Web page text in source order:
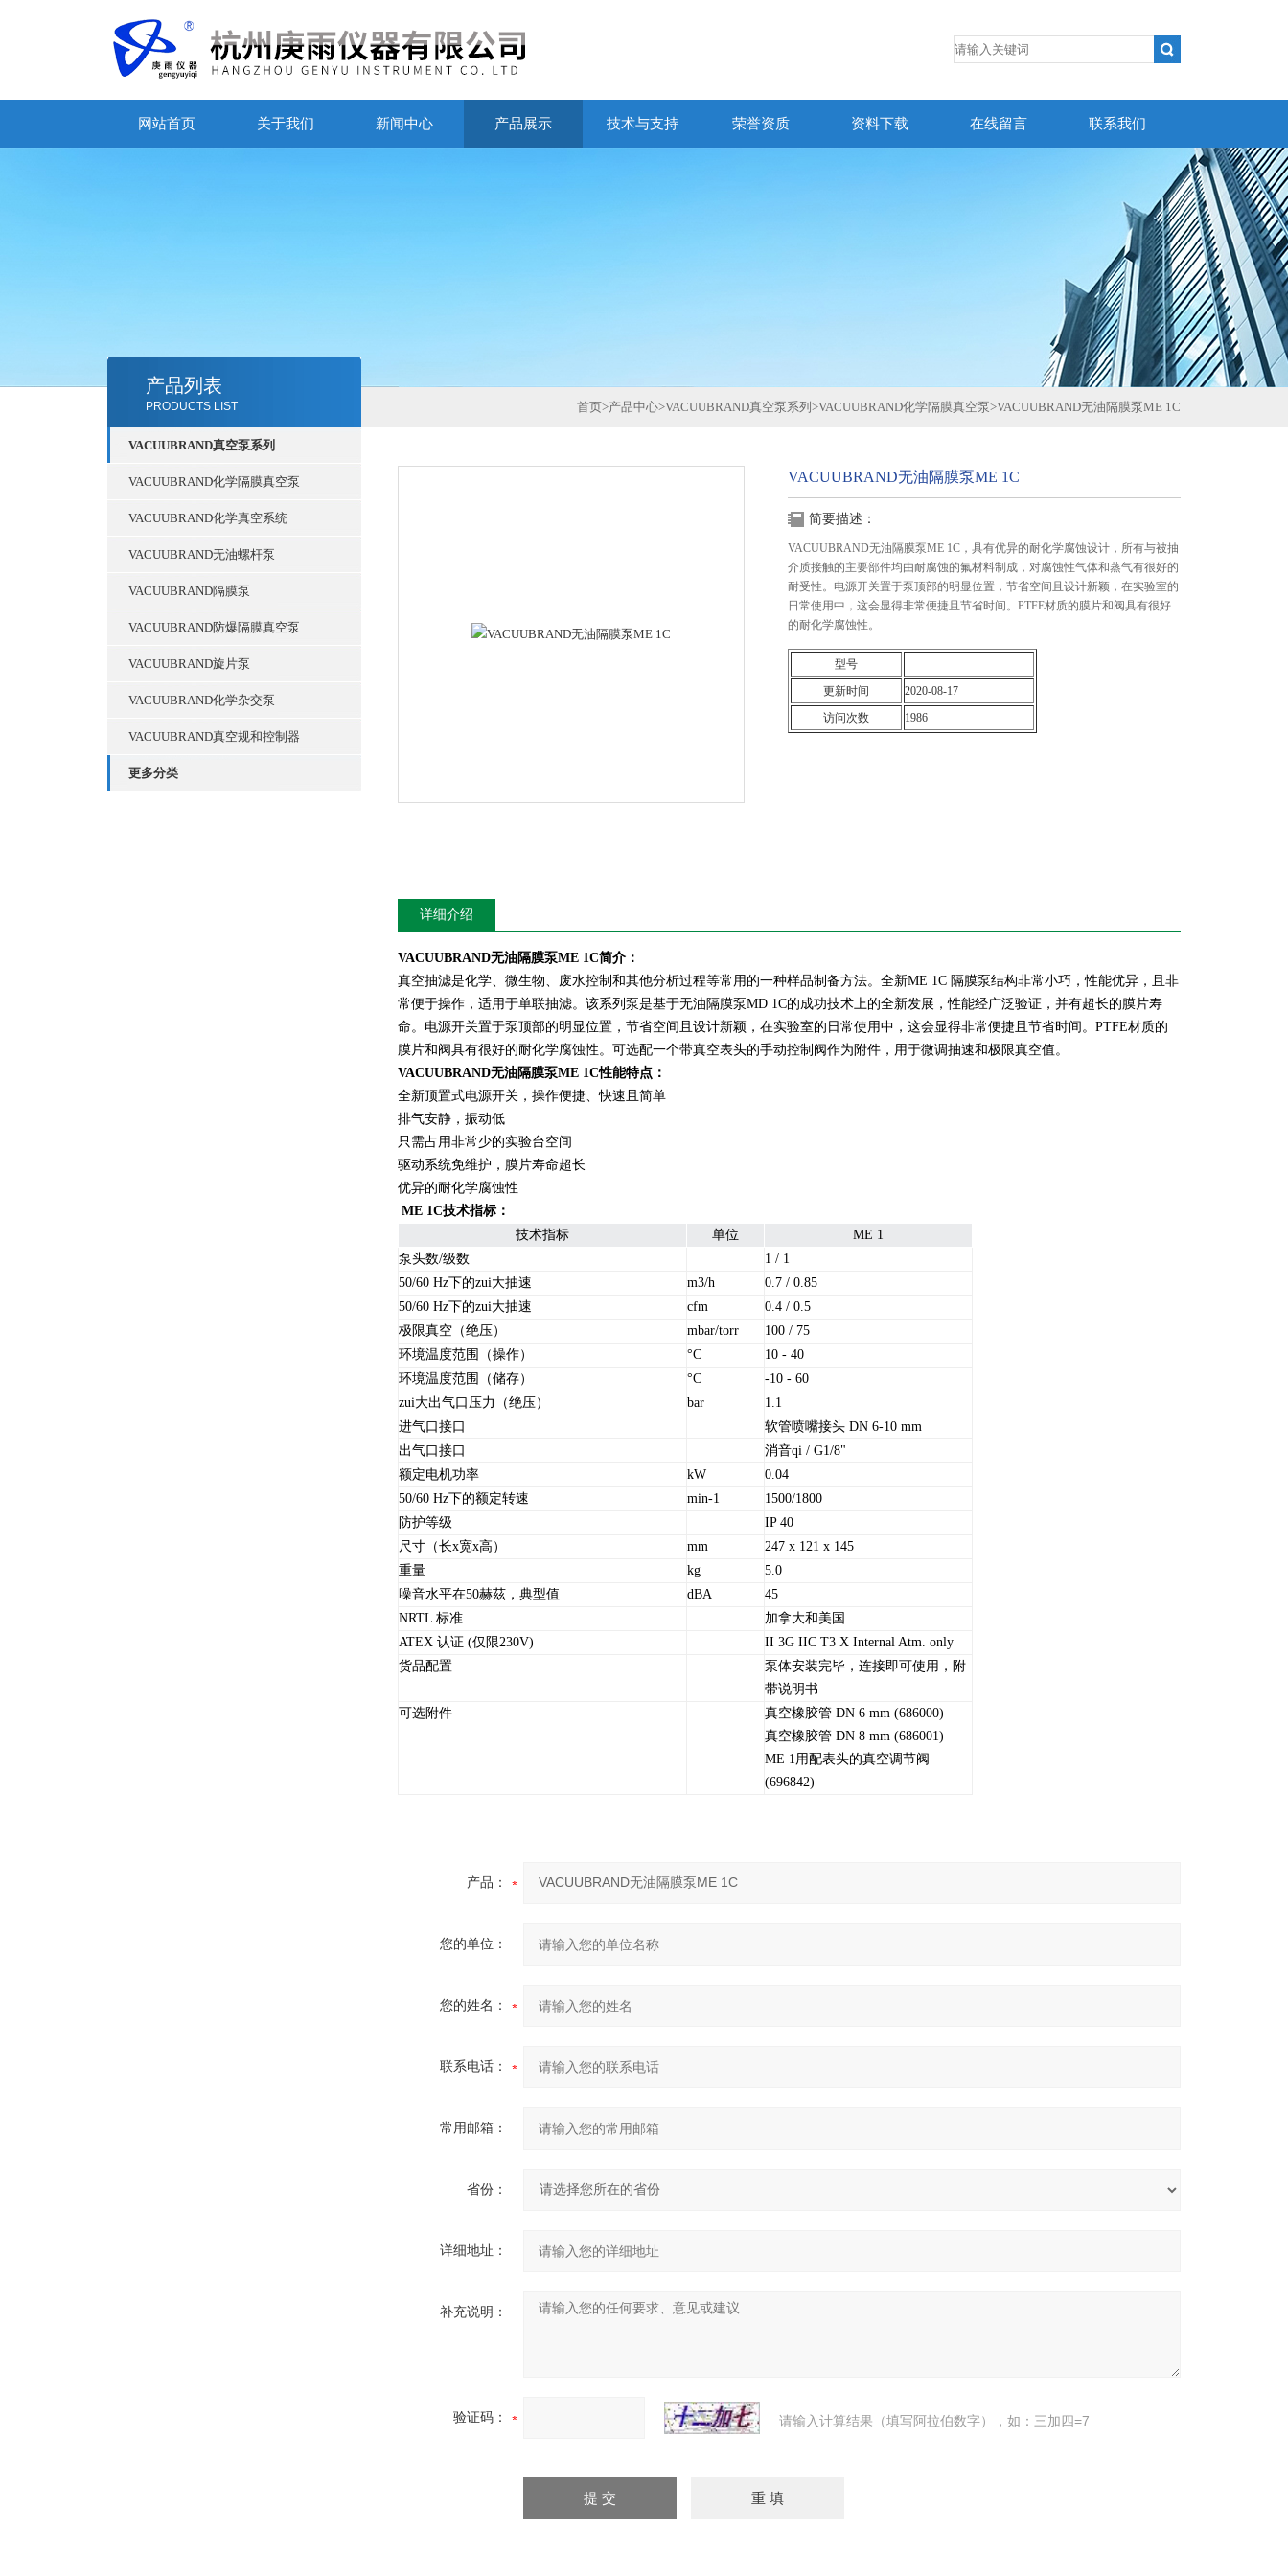
网站首页 关于我们 新闻中心 产品展示 技术与支持 荣誉资质 资料下载 在线留言 联系我们
产品列表
PRODUCTS LIST
VACUUBRAND真空泵系列
VACUUBRAND化学隔膜真空泵
VACUUBRAND化学真空系统
VACUUBRAND无油螺杆泵
VACUUBRAND隔膜泵
VACUUBRAND防爆隔膜真空泵
VACUUBRAND旋片泵
VACUUBRAND化学杂交泵
VACUUBRAND真空规和控制器
更多分类
首页>产品中心>VACUUBRAND真空泵系列 >VACUUBRAND化学隔膜真空泵>VACUUBRAND无油隔膜泵ME 1C
VACUUBRAND无油隔膜泵ME 1C
简要描述：
VACUUBRAND无油隔膜泵ME 1C，具有优异的耐化学腐蚀设计，所有与被抽
介质接触的主要部件均由耐腐蚀的氟材料制成，对腐蚀性气体和蒸气有很好的
耐受性。电源开关置于泵顶部的明显位置，节省空间且设计新颖，在实验室的
日常使用中，这会显得非常便捷且节省时间。PTFE材质的膜片和阀具有很好
的耐化学腐蚀性。
型号
更新时间
2020-08-17
访问次数
1986
详细介绍
VACUUBRAND无油隔膜泵ME 1C简介：
真空抽滤是化学、微生物、废水控制和其他分析过程等常用的一种样品制备方法。全新ME 1C 隔膜泵结构非常小巧，性能优异 ，且非
常便于操作，适用于单联抽滤。该系列泵是基于无油隔膜泵MD 1C的成功技术上的全新发展，性能经广泛验证，并有超长的膜片寿
命。电源开关置于泵顶部的明显位置，节省空间且设计新颖，在实验室的日常使用中，这会显得非常便捷且节省时间。PTFE材质的
膜片和阀具有很好的耐化学腐蚀性。可选配一个带真空表头的手动控制阀作为附件，用于微调抽速和极限真空值。
VACUUBRAND无油隔膜泵ME 1C性能特点：
全新顶置式电源开关，操作便捷、快速且简单
排气安静，振动低
只需占用非常少的实验台空间
驱动系统免维护，膜片寿命超长
优异的耐化学腐蚀性
ME 1C技术指标：
技术指标
单位
ME 1
泵头数/级数
1 / 1
50/60 Hz下的zui大抽速
m3/h
0.7 / 0.85
50/60 Hz下的zui大抽速
cfm
0.4 / 0.5
极限真空（绝压）
mbar/torr
100 / 75
环境温度范围（操作）
°C
10 - 40
环境温度范围（储存）
°C
-10 - 60
zui大出气口压力（绝压）
bar
1.1
进气口接口
软管喷嘴接头 DN 6-10 mm
出气口接口
消音qi / G1/8"
额定电机功率
kW
0.04
50/60 Hz下的额定转速
min-1
1500/1800
防护等级
IP 40
尺寸（长x宽x高）
mm
247 x 121 x 145
重量
kg
5.0
噪音水平在50赫茲，典型值
dBA
45
NRTL 标准
加拿大和美国
ATEX 认证 (仅限230V)
II 3G IIC T3 X Internal Atm. only
货品配置
泵体安装完毕，连接即可使用，附
带说明书
可选附件
真空橡胶管 DN 6 mm (686000)
真空橡胶管 DN 8 mm (686001)
ME 1用配表头的真空调节阀
(696842)
产品：
您的单位：
您的姓名：
联系电话：
常用邮箱：
省份：
详细地址：
补充说明：
验证码： 请输入计算结果（填写阿拉伯数字），如：三加四=7